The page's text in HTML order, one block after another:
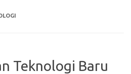
Teknologi Baru